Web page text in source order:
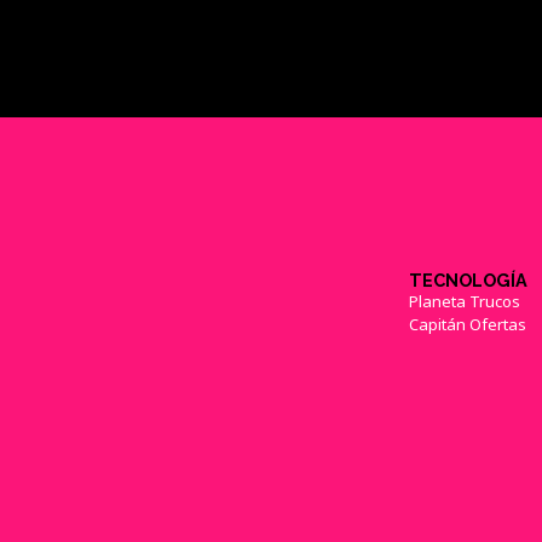
TECNOLOGÍA
Planeta Trucos
Capitán Ofertas